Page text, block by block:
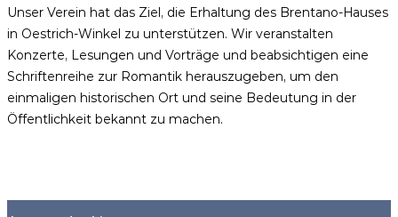
Unser Verein hat das Ziel, die Erhaltung des Brentano-Hauses
in Oestrich-Winkel zu unterstützen. Wir veranstalten
Konzerte, Lesungen und Vorträge und beabsichtigen eine
Schriftenreihe zur Romantik herauszugeben, um den
einmaligen historischen Ort und seine Bedeutung in der
Öffentlichkeit bekannt zu machen.